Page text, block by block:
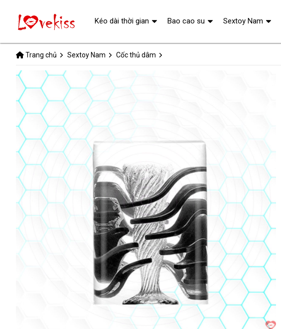
Trang chủ Sextoy Nam Cốc thủ dâm
Kéo dài thời gian Bao cao su Sextoy Nam